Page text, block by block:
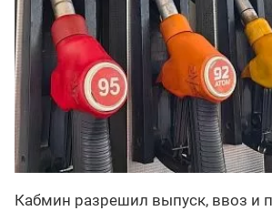
Кабмин разрешил выпуск, ввоз и